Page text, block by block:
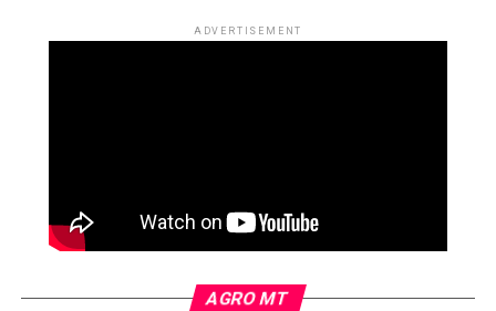
ADVERTISEMENT
AGRO MT